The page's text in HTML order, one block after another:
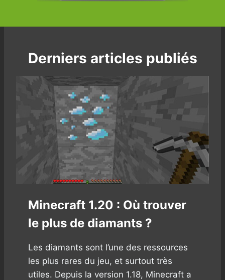
Derniers articles publiés
Minecraft 1.20 : Où trouver
le plus de diamants ?
Les diamants sont l’une des ressources
les plus rares du jeu, et surtout très
utiles. Depuis la version 1.18, Minecraft a